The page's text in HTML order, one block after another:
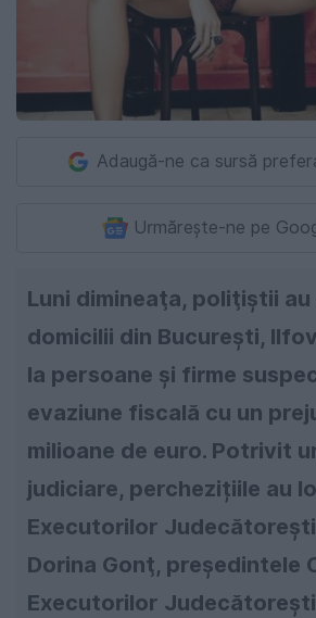
Adaugă-ne ca sursă
Urmărește-ne pe
Luni dimineaţa, poliţiştii au
domicilii din Bucureşti,
la persoane şi firme
evaziune fiscală cu un
milioane de euro. Potrivit
judiciare, perchezițiile au
Executorilor
Dorina Gonţ, președintele
Executorilor